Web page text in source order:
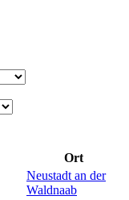
Ort
Neustadt an der
Waldnaab